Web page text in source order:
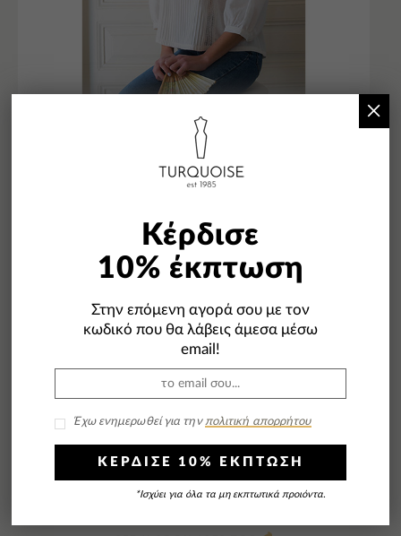
Κέρδισε
10% έκπτωση
Στην επόμενη αγορά σου με τον
κωδικό που θα λάβεις άμεσα μέσω
email!
Έχω ενημερωθεί για τηνπολιτική απορρήτου
ΚΕΡΔΙΣΕ 10% ΕΚΠΤΩΣΗ
*Ισχύει για όλα τα μη εκπτωτικά προιόντα.
×